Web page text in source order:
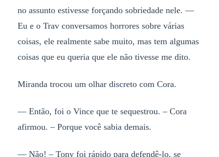
no assunto estivesse forçando sobriedade nele. —
Eu e o Trav conversamos horrores sobre várias
coisas, ele realmente sabe muito, mas tem algumas
coisas que eu queria que ele não tivesse me dito.
Miranda trocou um olhar discreto com Cora.
— Então, foi o Vince que te sequestrou. – Cora
afirmou. – Porque você sabia demais.
— Não! – Tony foi rápido para defendê-lo, se